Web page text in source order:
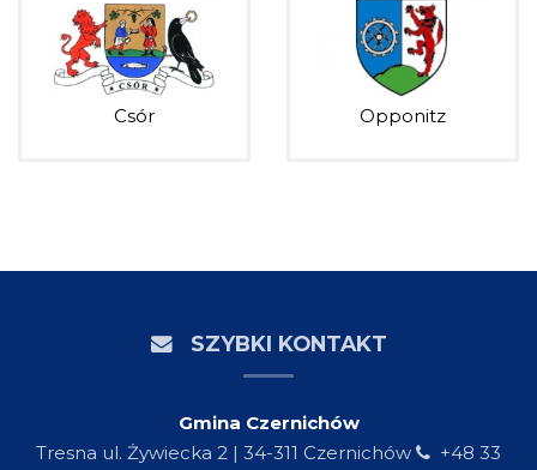
Csór Opponitz
SZYBKI KONTAKT
Gmina Czernichów
Tresna ul. Żywiecka 2 | 34-311 Czernichów
+48 33